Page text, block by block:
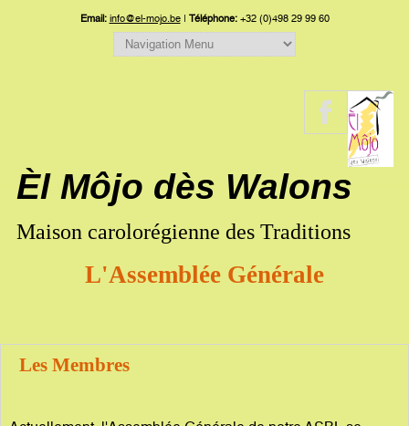
Email: info@el-mojo.be| Téléphone:+32 (0)498 29 99 60
Èl Môjo dès Walons
Maison carolorégienne des Traditions
L'Assemblée Générale
Les Membres